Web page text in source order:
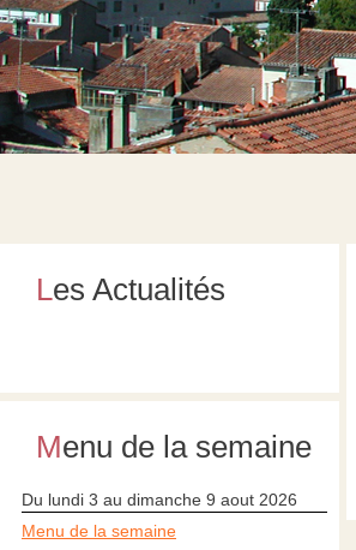
Les Actualités
Menu de la semaine
Du lundi 3 au dimanche 9 aout 2026
Menu de la semaine